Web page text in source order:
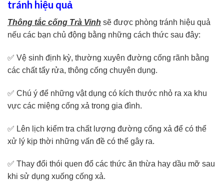
tránh hiệu quả
Thông tắc cống Trà Vinh sẽ được phòng tránh hiệu quả
nếu các bạn chủ động bằng những cách thức sau đây:
✅ Vệ sinh định kỳ, thường xuyên đường cống rãnh bằng
các chất tẩy rửa, thông cống chuyên dụng.
✅ Chú ý để những vật dụng có kích thước nhỏ ra xa khu
vực các miệng cống xả trong gia đình.
✅ Lên lịch kiểm tra chất lượng đường cống xả để có thể
xử lý kịp thời những vấn đề có thể gây ra.
✅ Thay đổi thói quen đổ các thức ăn thừa hay dầu mỡ sau
khi sử dụng xuống cống xả.